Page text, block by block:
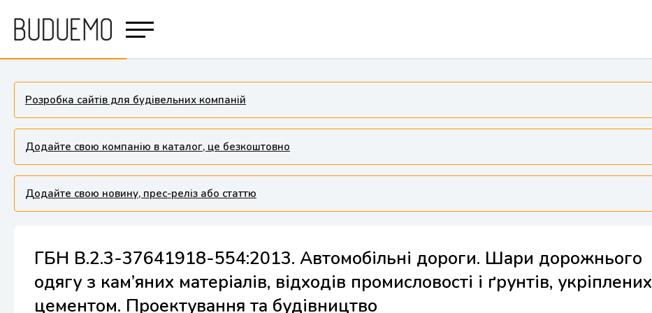
Розробка сайтів для будівельних компаній
Додайте свою компанію в каталог, це безкоштовно
Додайте свою новину, прес-реліз або статтю
ГБН В.2.3-37641918-554:2013. Автомобільні дороги. Шари дорожнього
одягу з кам’яних матеріалів, відходів промисловості і ґрунтів, укріплених
цементом. Проектування та будівництво